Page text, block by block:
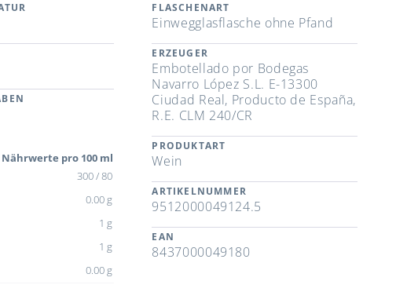
pro 100 ml
300 / 80
0.00 g
1 g
1 g
0.00 g
FLASCHENART
Einwegglasflasche ohne Pfand
ERZEUGER
Embotellado por Bodegas
Navarro López S.L. E-13300
Ciudad Real, Producto de España,
R.E. CLM 240/CR
PRODUKTART
Wein
ARTIKELNUMMER
9512000049124.5
EAN
8437000049180